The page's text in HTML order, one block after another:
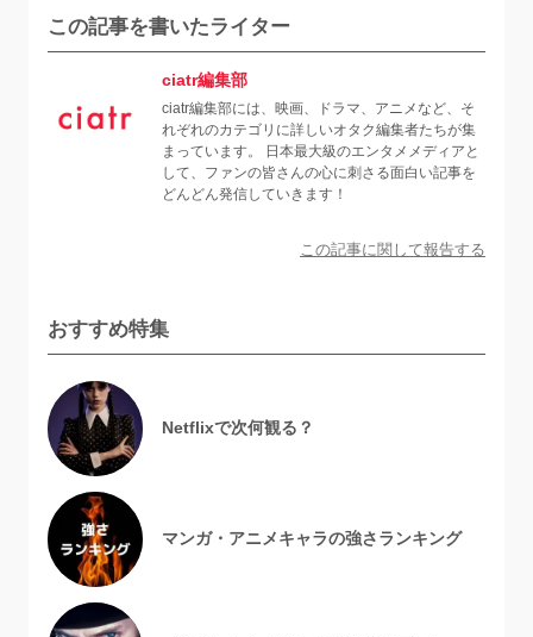
この記事を書いたライター
ciatr編集部
ciatr編集部には、映画、ドラマ、アニメなど、そ
れぞれのカテゴリに詳しいオタク編集者たちが集
まっています。 日本最大級のエンタメメディアと
して、ファンの皆さんの心に刺さる面白い記事を
どんどん発信していきます！
この記事に関して報告する
おすすめ特集
Netflixで次何観る？
マンガ・アニメキャラの強さランキング